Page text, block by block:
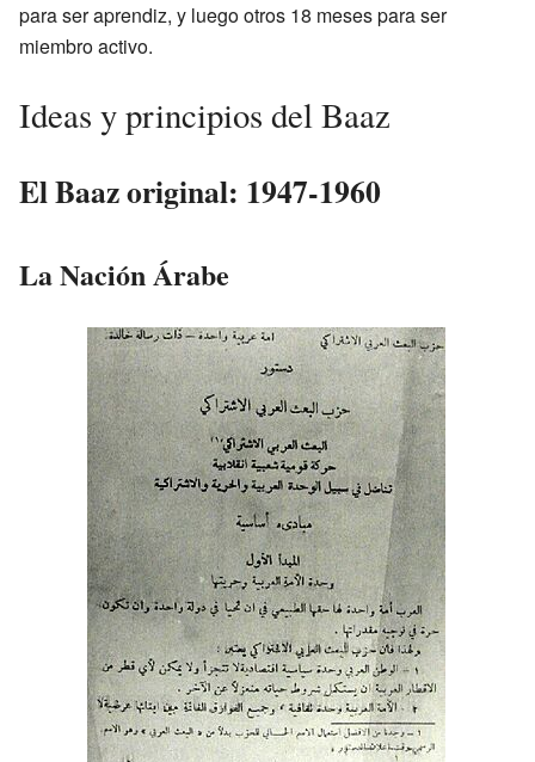
para ser aprendiz, y luego otros 18 meses para ser
miembro activo.
Ideas y principios del Baaz
El Baaz original: 1947-1960
La Nación Árabe